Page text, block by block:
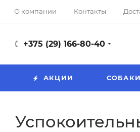
О компании Контакты
+375 (29) 166-80-40
АКЦИИ СОБАКИ